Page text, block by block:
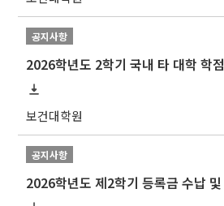
공지사항
2026학년도 2학기 국내 타 대학 학
보건대학원
공지사항